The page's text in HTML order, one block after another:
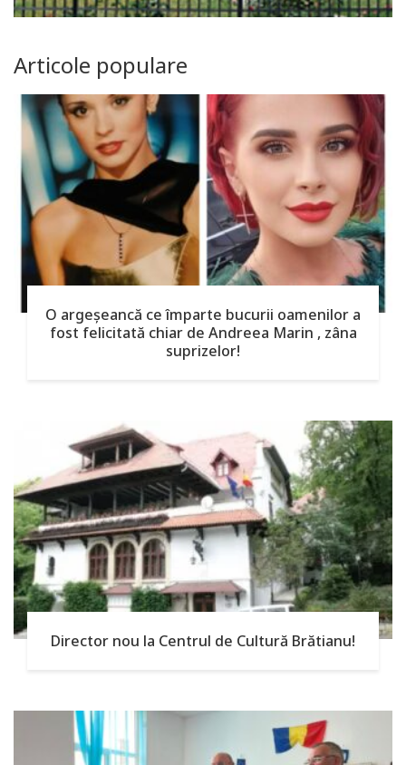
Articole populare
O argeşeancă ce împarte bucurii oamenilor a
fost felicitată chiar de Andreea Marin , zâna
suprizelor!
Director nou la Centrul de Cultură Brătianu!